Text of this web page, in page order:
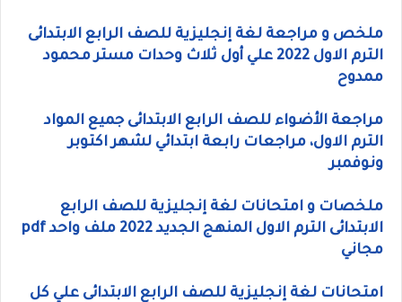
ملخص و مراجعة لغة إنجليزية للصف الرابع الابتدائى
الترم الاول 2022 علي أول ثلاث وحدات مستر محمود
ممدوح
مراجعة الأضواء للصف الرابع الابتدائى جميع المواد
الترم الاول، مراجعات رابعة ابتدائي لشهر اكتوبر
ونوفمبر
ملخصات و امتحانات لغة إنجليزية للصف الرابع
الابتدائى الترم الاول المنهج الجديد 2022 ملف واحد pdf
مجاني
امتحانات لغة إنجليزية للصف الرابع الابتدائى علي كل